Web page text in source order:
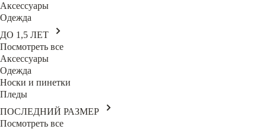
Аксессуары
Одежда
ДО 1,5 ЛЕТ
Посмотреть все
Аксессуары
Одежда
Носки и пинетки
Пледы
ПОСЛЕДНИЙ РАЗМЕР
Посмотреть все